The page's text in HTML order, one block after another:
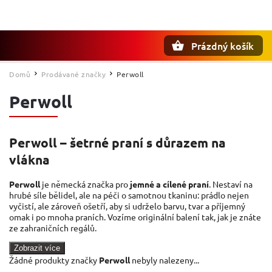
Prázdný košík
Domů / Prodávané značky / Perwoll
Perwoll
Perwoll – šetrné praní s důrazem na
vlákna
Perwollje německá značka pro jemné a cílené praní. Nestaví na
hrubé síle bělidel, ale na péči o samotnou tkaninu: prádlo nejen
vyčistí, ale zároveň ošetří, aby si udrželo barvu, tvar a příjemný
omak i po mnoha praních. Vozíme originální balení tak, jak je znáte
ze zahraničních regálů.
Zobrazit více
Žádné produkty značky Perwollnebyly nalezeny...